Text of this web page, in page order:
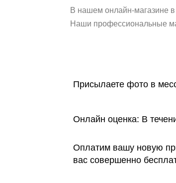
В нашем онлайн-магазине в
Наши профессиональные
Присылаете фото в
Онлайн оценка: В
Оплатим вашу новую
вас совершенно